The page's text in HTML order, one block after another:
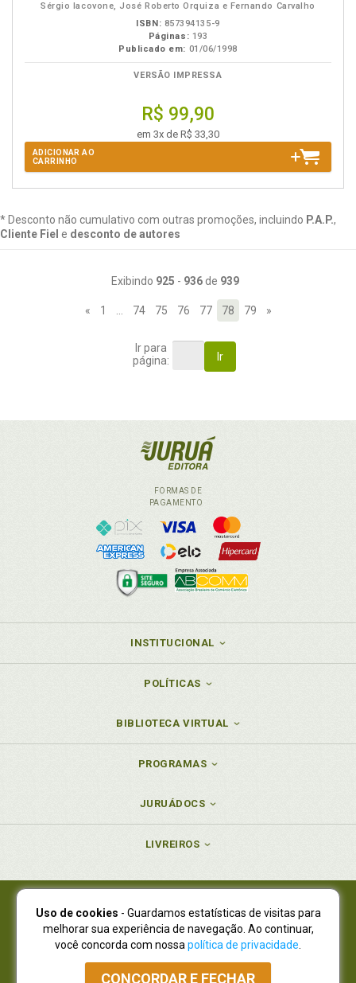
Sérgio Iacovone, José Roberto Orquiza e Fernando Carvalho
ISBN: 857394135-9
Páginas: 193
Publicado em: 01/06/1998
VERSÃO IMPRESSA
R$ 99,90
em 3x de R$ 33,30
ADICIONAR AO
CARRINHO
* Desconto não cumulativo com outras promoções, incluindo P.A.P.,
Cliente Fiel e desconto de autores
Exibindo 925 - 936de 939
« 1 74 75 76 77 78 79 »
Ir para
página:
Ir
FORMAS DE
PAGAMENTO
INSTITUCIONAL
POLÍTICAS
BIBLIOTECA VIRTUAL
PROGRAMAS
JURUÁDOCS
LIVREIROS
Juruá Editora Ltda., CNPJ 77.535.508/0001-19
Juruá Informática Ltda., CNPJ 01.701.561/0001-80
NOVO ENDEREÇO:R. Flávio Dallegrave, 7665, São Lourenço |
Curitiba - Paraná - CEP 82210-310
Uso de cookies - Guardamos estatísticas de visitas para
melhorar sua experiência de navegação. Ao continuar,
você concorda com nossa política de privacidade
CONCORDAR E FECHAR